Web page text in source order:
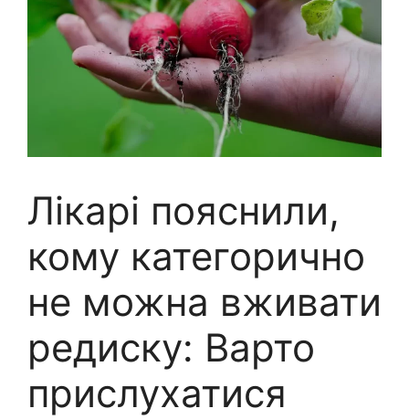
Лікарі пояснили,
кому категорично
не можна вживати
редиску: Варто
прислухатися